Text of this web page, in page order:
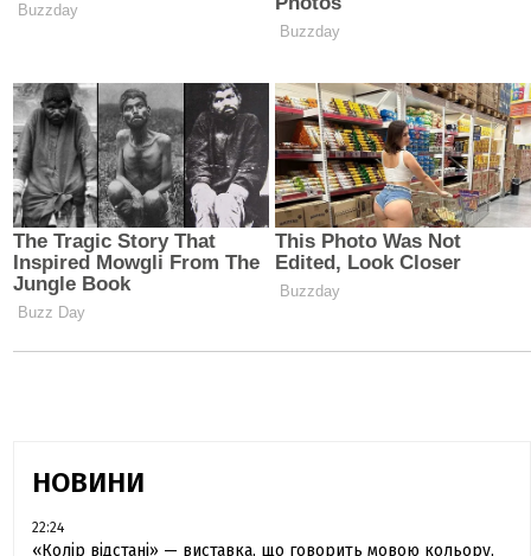
НОВИНИ
22:24
«Колір відстані» — виставка, що говорить мовою кольору,